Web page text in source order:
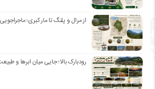
از مرال و پلنگ تا مار کبری؛
رودبارک بالا؛ جایی میان ابرها و